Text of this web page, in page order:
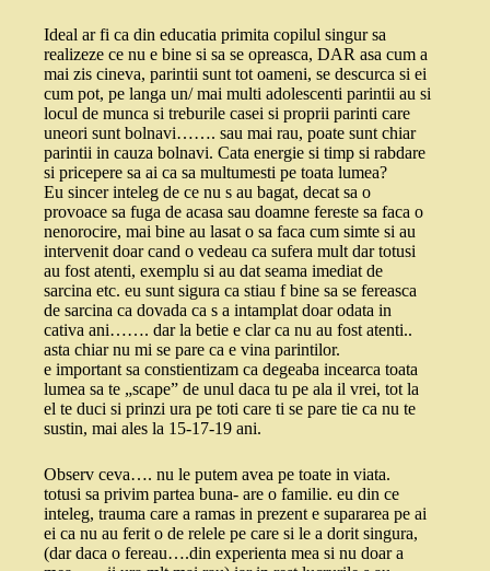
Ideal ar fi ca din educatia primita copilul singur sa
realizeze ce nu e bine si sa se opreasca, DAR asa cum a
mai zis cineva, parintii sunt tot oameni, se descurca si ei
cum pot, pe langa un/ mai multi adolescenti parintii au si
locul de munca si treburile casei si proprii parinti care
uneori sunt bolnavi……. sau mai rau, poate sunt chiar
parintii in cauza bolnavi. Cata energie si timp si rabdare
si pricepere sa ai ca sa multumesti pe toata lumea?
Eu sincer inteleg de ce nu s au bagat, decat sa o
provoace sa fuga de acasa sau doamne fereste sa faca o
nenorocire, mai bine au lasat o sa faca cum simte si au
intervenit doar cand o vedeau ca sufera mult dar totusi
au fost atenti, exemplu si au dat seama imediat de
sarcina etc. eu sunt sigura ca stiau f bine sa se fereasca
de sarcina ca dovada ca s a intamplat doar odata in
cativa ani……. dar la betie e clar ca nu au fost atenti..
asta chiar nu mi se pare ca e vina parintilor.
e important sa constientizam ca degeaba incearca toata
lumea sa te „scape” de unul daca tu pe ala il vrei, tot la
el te duci si prinzi ura pe toti care ti se pare tie ca nu te
sustin, mai ales la 15-17-19 ani.
Observ ceva…. nu le putem avea pe toate in viata.
totusi sa privim partea buna- are o familie. eu din ce
inteleg, trauma care a ramas in prezent e supararea pe ai
ei ca nu au ferit o de relele pe care si le a dorit singura,
(dar daca o fereau….din experienta mea si nu doar a